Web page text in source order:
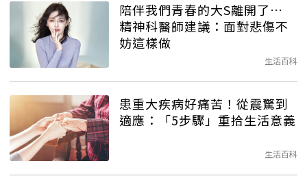
陪伴我們青春的大S離開了…
精神科醫師建議：面對悲傷不
妨這樣做
生活百科
患重大疾病好痛苦！從震驚到
適應：「5步驟」重拾生活意義
生活百科